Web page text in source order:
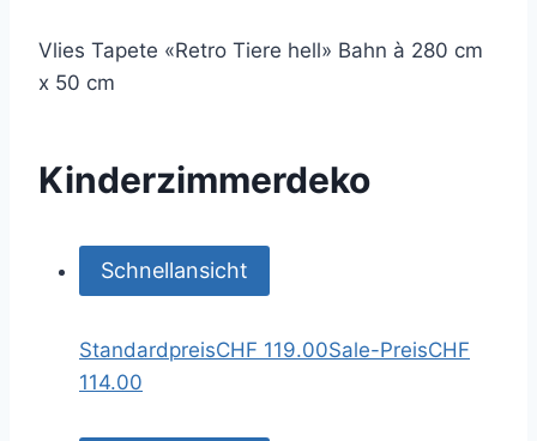
Vlies Tapete «Retro Tiere hell» Bahn à 280 cm
x 50 cm
Kinderzimmerdeko
Schnellansicht
StandardpreisCHF 119.00Sale-PreisCHF
114.00